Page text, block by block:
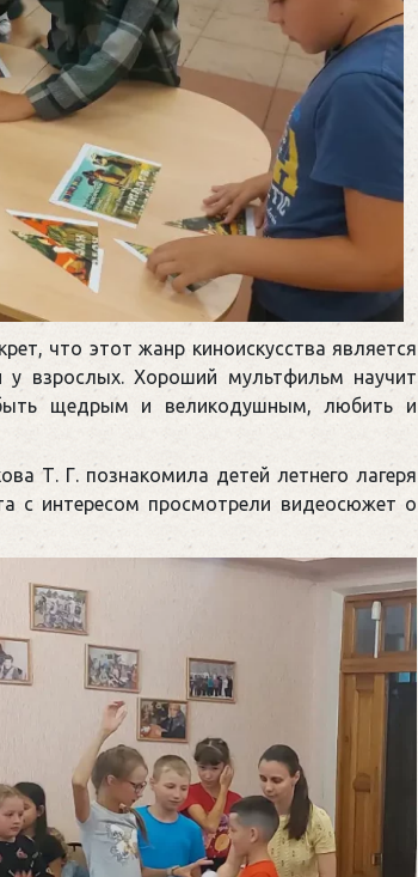
что этот жанр киноискусства является
взрослых. Хороший мультфильм научит
щедрым и великодушным, любить и
Т. Г. познакомила детей летнего лагеря
с интересом просмотрели видеосюжет о